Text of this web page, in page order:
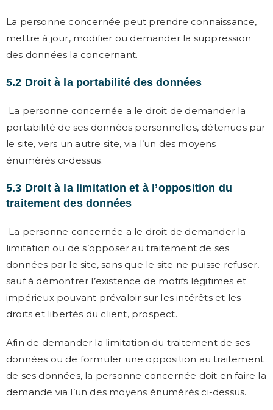
La personne concernée peut prendre connaissance,
mettre à jour, modifier ou demander la suppression
des données la concernant.
5.2 Droit à la portabilité des données
La personne concernée a le droit de demander la
portabilité de ses données personnelles, détenues par
le site, vers un autre site, via l’un des moyens
énumérés ci-dessus.
5.3 Droit à la limitation et à l’opposition du
traitement des données
La personne concernée a le droit de demander la
limitation ou de s’opposer au traitement de ses
données par le site, sans que le site ne puisse refuser,
sauf à démontrer l’existence de motifs légitimes et
impérieux pouvant prévaloir sur les intérêts et les
droits et libertés du client, prospect.
Afin de demander la limitation du traitement de ses
données ou de formuler une opposition au traitement
de ses données, la personne concernée doit en faire la
demande via l’un des moyens énumérés ci-dessus.